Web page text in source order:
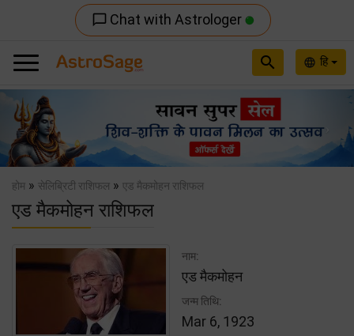
chat_bubble_outline Chat with Astrologer
language हि
search
Previous
होम » सेलिब्रिटी राशिफल » एड मैकमोहन राशिफल
एड मैकमोहन राशिफल
नाम:
एड मैकमोहन
जन्म तिथि:
Mar 6, 1923